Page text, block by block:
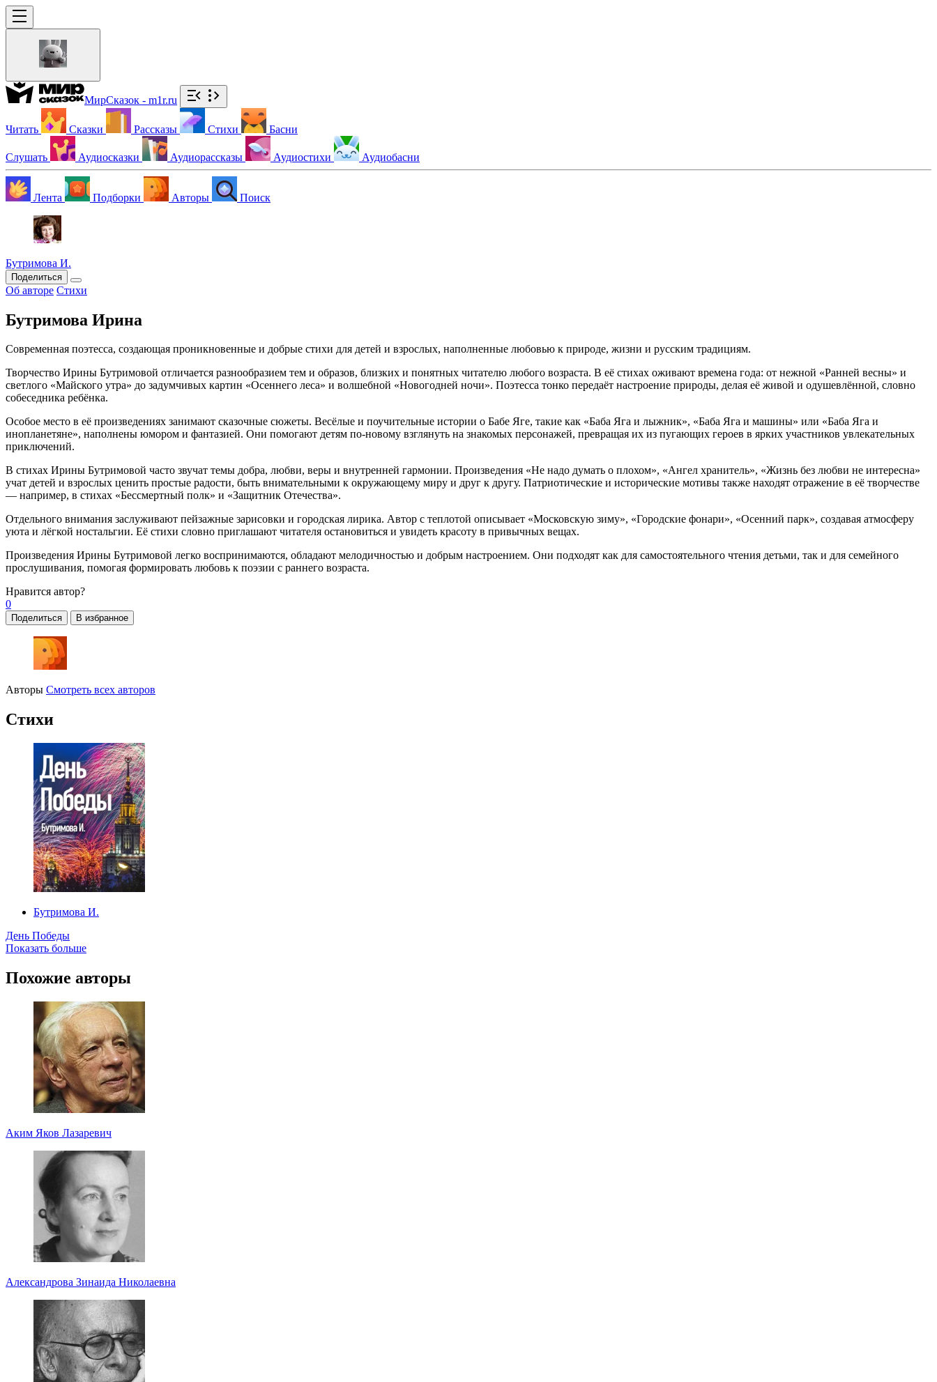
МирСказок - m1r.ru
Читать Сказки Рассказы Стихи Басни
Слушать Аудиосказки Аудиорассказы Аудиостихи Аудиобасни
Лента Подборки Авторы Поиск
Бутримова И.
Поделиться
Об авторе Стихи
Бутримова Ирина
Современная поэтесса, создающая проникновенные и добрые стихи для детей и взрослых, наполненные любовью к природе, жизни и русским традициям.
Творчество Ирины Бутримовой отличается разнообразием тем и образов, близких и понятных читателю любого возраста. В её стихах оживают времена года: от нежной «Ранней весны» и
светлого «Майского утра» до задумчивых картин «Осеннего леса» и волшебной «Новогодней ночи». Поэтесса тонко передаёт настроение природы, делая её живой и одушевлённой, словно
собеседника ребёнка.
Особое место в её произведениях занимают сказочные сюжеты. Весёлые и поучительные истории о Бабе Яге, такие как «Баба Яга и лыжник», «Баба Яга и машины» или «Баба Яга и
инопланетяне», наполнены юмором и фантазией. Они помогают детям по-новому взглянуть на знакомых персонажей, превращая их из пугающих героев в ярких участников увлекательных
приключений.
В стихах Ирины Бутримовой часто звучат темы добра, любви, веры и внутренней гармонии. Произведения «Не надо думать о плохом», «Ангел хранитель», «Жизнь без любви не интересна»
учат детей и взрослых ценить простые радости, быть внимательными к окружающему миру и друг к другу. Патриотические и исторические мотивы также находят отражение в её творчестве
— например, в стихах «Бессмертный полк» и «Защитник Отечества».
Отдельного внимания заслуживают пейзажные зарисовки и городская лирика. Автор с теплотой описывает «Московскую зиму», «Городские фонари», «Осенний парк», создавая атмосферу
уюта и лёгкой ностальгии. Её стихи словно приглашают читателя остановиться и увидеть красоту в привычных вещах.
Произведения Ирины Бутримовой легко воспринимаются, обладают мелодичностью и добрым настроением. Они подходят как для самостоятельного чтения детьми, так и для семейного
прослушивания, помогая формировать любовь к поэзии с раннего возраста.
Нравится автор?
0
Поделиться В избранное
Авторы Смотреть всех авторов
Стихи
Бутримова И.
День Победы
Показать больше
Похожие авторы
Аким Яков Лазаревич
Александрова Зинаида Николаевна